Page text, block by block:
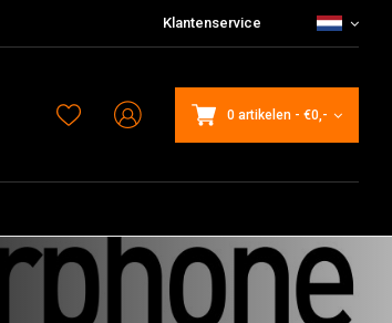
Klantenservice
0 artikelen - €0,-